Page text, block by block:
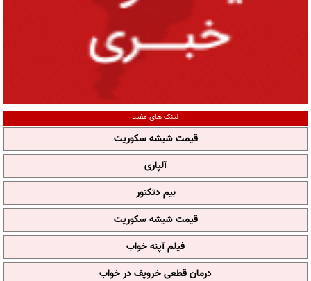
لینک های مفید
قیمت شیشه سکوریت
آلپاری
بیم دتکتور
قیمت شیشه سکوریت
فیلم آپنه خواب
درمان قطعی خروپف در خواب